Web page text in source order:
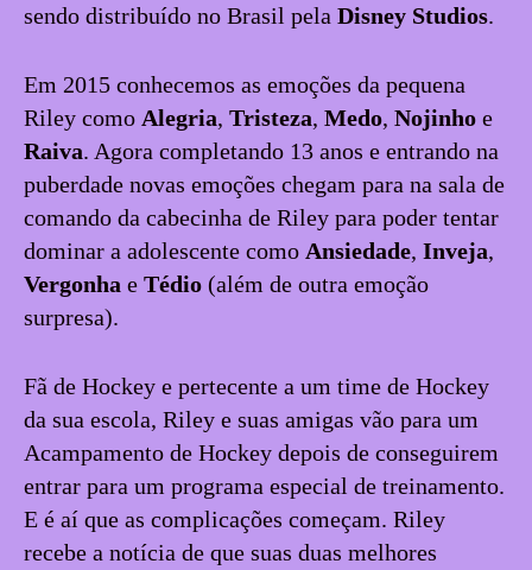
sendo distribuído no Brasil pela Disney Studios.
Em 2015 conhecemos as emoções da pequena
Riley como Alegria, Tristeza, Medo, Nojinho e
Raiva. Agora completando 13 anos e entrando na
puberdade novas emoções chegam para na sala de
comando da cabecinha de Riley para poder tentar
dominar a adolescente como Ansiedade, Inveja,
Vergonha e Tédio (além de outra emoção
surpresa).
Fã de Hockey e pertecente a um time de Hockey
da sua escola, Riley e suas amigas vão para um
Acampamento de Hockey depois de conseguirem
entrar para um programa especial de treinamento.
E é aí que as complicações começam. Riley
recebe a notícia de que suas duas melhores